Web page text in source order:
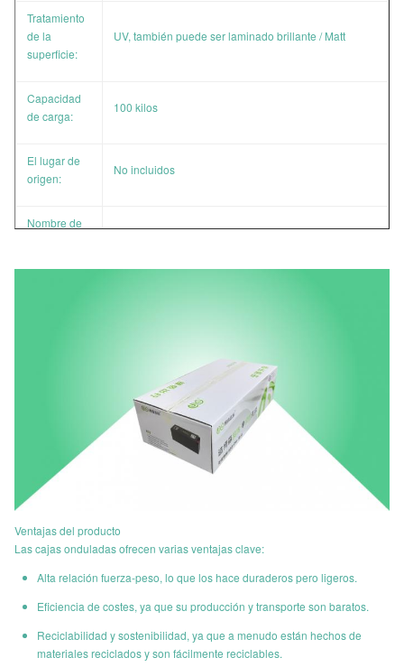
Tratamiento
de la
superficie:
UV, también puede ser laminado brillante / Matt
Capacidad
de carga:
100 kilos
El lugar de
origen:
No incluidos
Nombre de
T & W
Depende de la cantidad, tamaño, impresión, paquete,
etc.
Detalles del
envase:
Tiempo de
entrega:
Alrededor de 12-15 días
entrega de
la muestra
Alrededor de 2-5 días
Ventajas del producto
Las cajas onduladas ofrecen varias ventajas clave:
Alta relación fuerza-peso, lo que los hace duraderos pero ligeros.
Eficiencia de costes, ya que su producción y transporte son baratos.
Reciclabilidad y sostenibilidad, ya que a menudo están hechos de
materiales reciclados y son fácilmente reciclables.